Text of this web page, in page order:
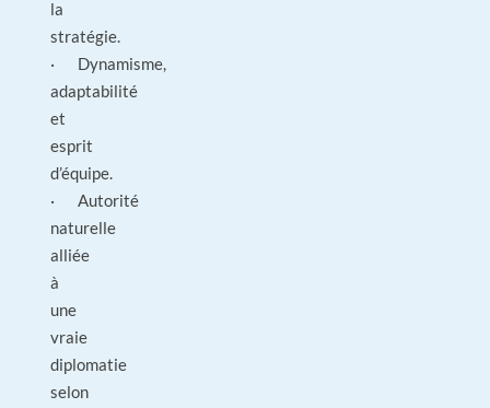
la
stratégie.
· Dynamisme,
adaptabilité
et
esprit
d’équipe.
· Autorité
naturelle
alliée
à
une
vraie
diplomatie
selon